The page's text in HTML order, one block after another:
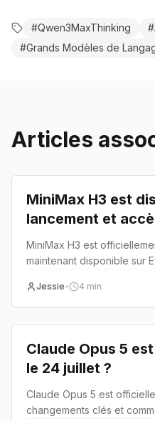
#Qwen3MaxThinking #
#Grands Modèles de
Articles
MiniMax H3 est
lancement et
MiniMax H3 est
maintenant disponible sur
Jessie• 4 min
Lancement produit
Claude Opus 5
le 24 juillet ?
Claude Opus 5 est
changements clés et